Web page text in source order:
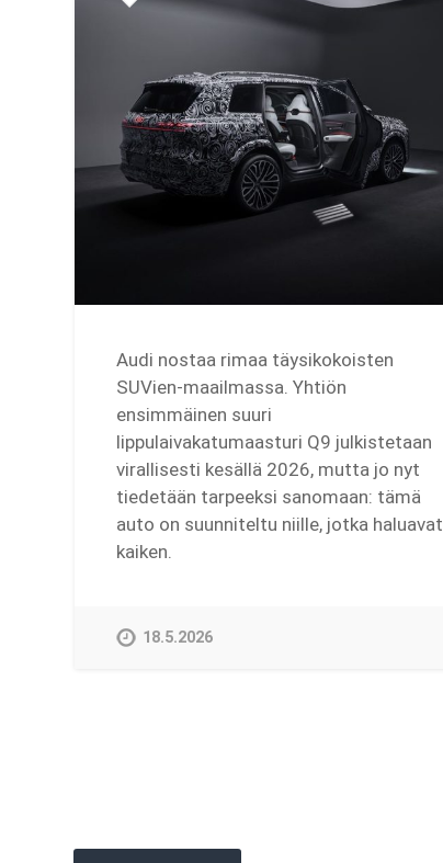
Audi nostaa rimaa täysikokoisten
SUVien-maailmassa. Yhtiön
ensimmäinen suuri
lippulaivakatumaasturi Q9 julkistetaan
virallisesti kesällä 2026, mutta jo nyt
tiedetään tarpeeksi sanomaan: tämä
auto on suunniteltu niille, jotka haluavat
kaiken.
18.5.2026